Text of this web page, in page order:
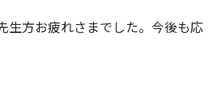
生方お疲れさまでした。今後も応